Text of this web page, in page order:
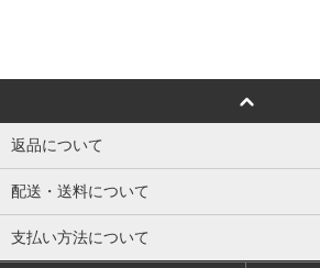
返品について
配送・送料について
支払い方法について